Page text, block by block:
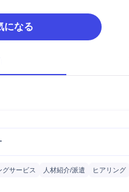
になる
グサービス 人材紹介/派遣 ヒアリング